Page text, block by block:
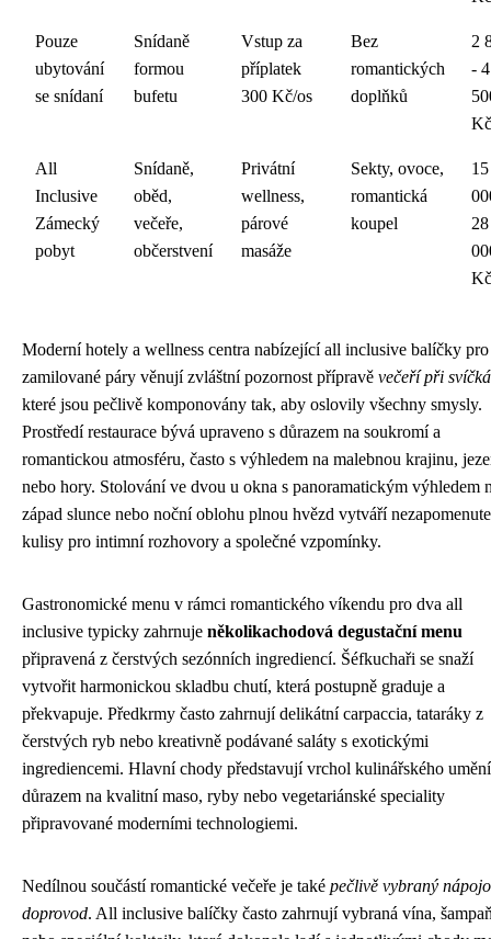
Pouze
ubytování
se snídaní
Snídaně
formou
bufetu
Vstup za
příplatek
300 Kč/os
Bez
romantických
doplňků
2
- 4
Kč
All
Inclusive
Zámecký
pobyt
Snídaně,
oběd,
večeře,
občerstvení
Privátní
wellness,
párové
masáže
Sekty, ovoce,
romantická
koupel
15
28
Kč
Moderní hotely a wellness centra nabízející all inclusive balíčky pro
zamilované páry věnují zvláštní pozornost přípravě večeří při
které jsou pečlivě komponovány tak, aby oslovily všechny smysly.
Prostředí restaurace bývá upraveno s důrazem na soukromí a
romantickou atmosféru, často s výhledem na malebnou krajinu,
nebo hory. Stolování ve dvou u okna s panoramatickým výhledem
západ slunce nebo noční oblohu plnou hvězd vytváří
kulisy pro intimní rozhovory a společné vzpomínky.
Gastronomické menu v rámci romantického víkendu pro dva all
inclusive typicky zahrnuje několikachodová degustační menu
připravená z čerstvých sezónních ingrediencí. Šéfkuchaři se snaží
vytvořit harmonickou skladbu chutí, která postupně graduje a
překvapuje. Předkrmy často zahrnují delikátní carpaccia, tataráky z
čerstvých ryb nebo kreativně podávané saláty s exotickými
ingrediencemi. Hlavní chody představují vrchol kulinářského
důrazem na kvalitní maso, ryby nebo vegetariánské speciality
připravované moderními technologiemi.
Nedílnou součástí romantické večeře je také pečlivě vybraný
doprovod. All inclusive balíčky často zahrnují vybraná vína,